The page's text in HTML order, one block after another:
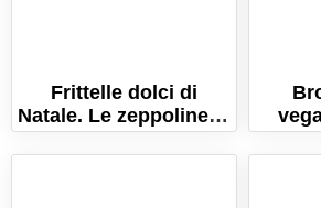
Frittelle dolci di
Natale. Le zeppoline di
pasta cresciuta con
uvetta e pinoli!